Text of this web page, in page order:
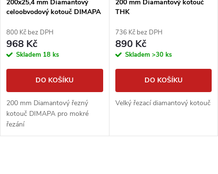
200x25,4 mm Diamantový
celoobvodový kotouč DIMAPA
800 Kč bez DPH
968 Kč
Skladem 18 ks
DO KOŠÍKU
200 mm Diamantový řezný
kotouč DIMAPA pro mokré
řezání
200 mm Diamantový kotouč
THK
736 Kč bez DPH
890 Kč
Skladem >30 ks
DO KOŠÍKU
Velký řezací diamantový kotouč